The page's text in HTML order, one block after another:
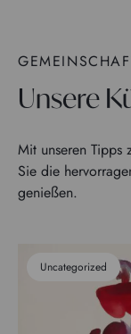
Unsere
Mit unseren Tipps
Sie die
genießen.
Uncategorized